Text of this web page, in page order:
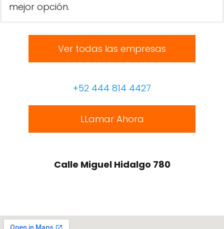
mejor opción.
Ver todas las empresas
+52 444 814 4427
LLamar Ahora
Calle Miguel Hidalgo 780